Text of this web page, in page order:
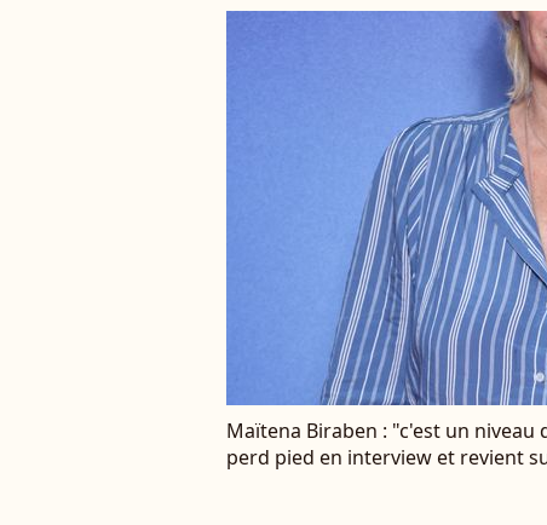
Maïtena Biraben : "c'est un
perd pied en interview et revient